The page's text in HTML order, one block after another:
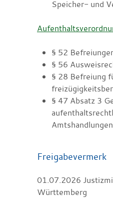
Speicher- und
§ 52
§ 56
§ 28 Befreiung
§ 47 Absatz 3
Amtshandlungen
Freigabevermerk
01.07.2026
Württemberg